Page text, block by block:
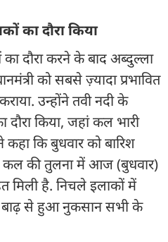
का दौरा किया
दौरा करने के बाद अब्दुल्ला
को सबसे ज़्यादा प्रभावित
उन्होंने तवी नदी के
किया, जहां कल भारी
कि बुधवार को बारिश
कल की तुलना में आज (बुधवार)
मिली है. निचले इलाकों में
बाढ़ से हुआ नुकसान सभी के